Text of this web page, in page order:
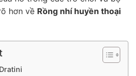
hơn về Rồng nhí huyền thoại